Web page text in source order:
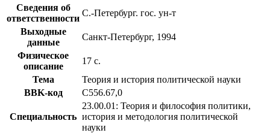
Сведения об
ответственности
С.-Петербург. гос. ун-т
Выходные
данные
Санкт-Петербург, 1994
Физическое
описание
17 с.
Тема
Теория и история политической науки
BBK-код
С556.67,0
Специальность
23.00.01: Теория и философия политики,
история и методология политической
науки